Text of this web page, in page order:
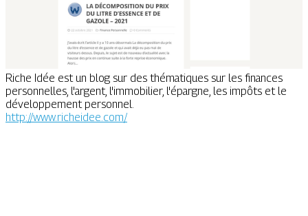
Riche Idée est un blog sur des thématiques sur les finances
personnelles, l'argent, l'immobilier, l'épargne, les impôts et le
développement personnel.
http://www.richeidee.com/